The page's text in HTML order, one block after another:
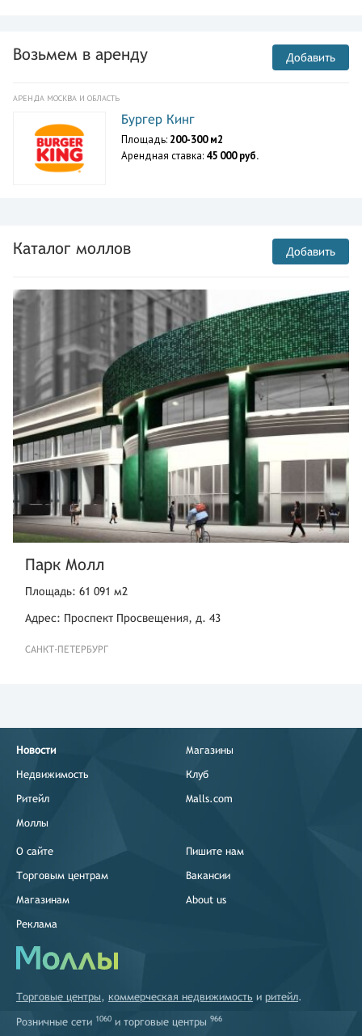
Возьмем в аренду Добавить
АРЕНДА МОСКВА И ОБЛАСТЬ
Бургер Кинг
Площадь: 200-300 м2
Арендная ставка: 45 000 руб.
Каталог моллов Добавить
Парк Молл
Площадь: 61 091 м2
Адрес: Проспект Просвещения, д. 43
САНКТ-ПЕТЕРБУРГ
Новости
Недвижимость
Ритейл
Моллы
Магазины
Клуб
Malls.com
О сайте
Торговым центрам
Магазинам
Реклама
Пишите нам
Вакансии
About us
Торговые центры, коммерческая недвижимость и ритейл.
Розничные сети 1060 и торговые центры 966